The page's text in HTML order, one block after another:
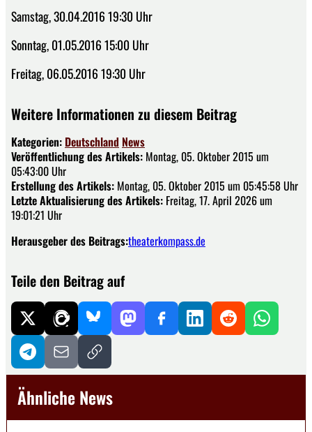
Samstag, 30.04.2016 19:30 Uhr
Sonntag, 01.05.2016 15:00 Uhr
Freitag, 06.05.2016 19:30 Uhr
Weitere Informationen zu diesem Beitrag
Kategorien: Deutschland News
Veröffentlichung des Artikels: Montag, 05. Oktober 2015 um
05:43:00 Uhr
Erstellung des Artikels: Montag, 05. Oktober 2015 um 05:45:58 Uhr
Letzte Aktualisierung des Artikels: Freitag, 17. April 2026 um
19:01:21 Uhr
Herausgeber des Beitrags:theaterkompass.de
Teile den Beitrag auf
Ähnliche News